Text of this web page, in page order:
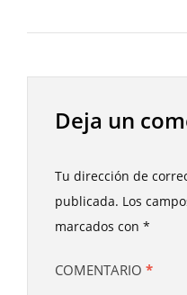
Deja un
Tu dirección de
publicada. Los
marcados con *
COMENTARIO *